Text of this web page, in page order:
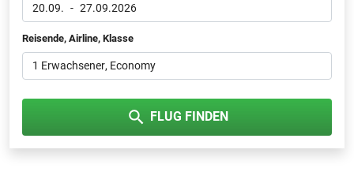
20.09. - 27.09.2026
Reisende, Airline, Klasse
1 Erwachsener, Economy
FLUG FINDEN